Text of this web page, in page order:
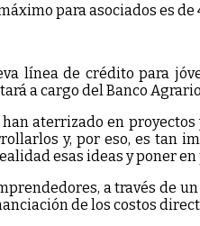
para asociados es
línea de crédito para
a cargo del Banco
aterrizado en
y, por eso, es
esas ideas y poner
a través de
de los costos